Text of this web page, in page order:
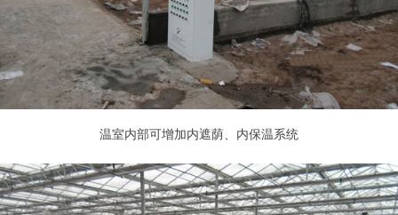
温室内部可增加内遮荫、内保温系统